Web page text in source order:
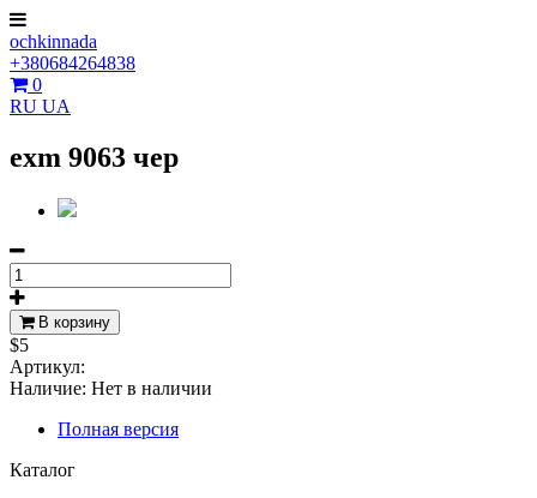
ochkinnada
+380684264838
0
RU UA
exm 9063 чер
В корзину
$5
Артикул:
Наличие: Нет в наличии
Полная версия
Каталог